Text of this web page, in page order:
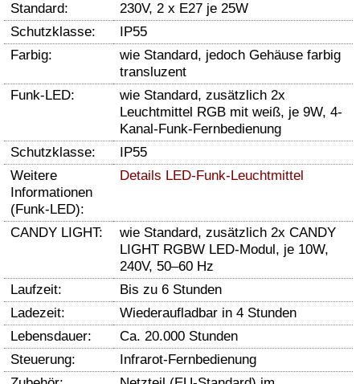
Standard:
230V, 2 x E27 je 25W
Schutzklasse:
IP55
Farbig:
wie Standard, jedoch Gehäuse farbig
transluzent
Funk-LED:
wie Standard, zusätzlich 2x
Leuchtmittel RGB mit weiß, je 9W, 4-
Kanal-Funk-Fernbedienung
Schutzklasse:
IP55
Weitere
Informationen
(Funk-LED):
Details LED-Funk-Leuchtmittel
CANDY LIGHT:
wie Standard, zusätzlich 2x CANDY
LIGHT RGBW LED-Modul, je 10W,
240V, 50–60 Hz
Laufzeit:
Bis zu 6 Stunden
Ladezeit:
Wiederaufladbar in 4 Stunden
Lebensdauer:
Ca. 20.000 Stunden
Steuerung:
Infrarot-Fernbedienung